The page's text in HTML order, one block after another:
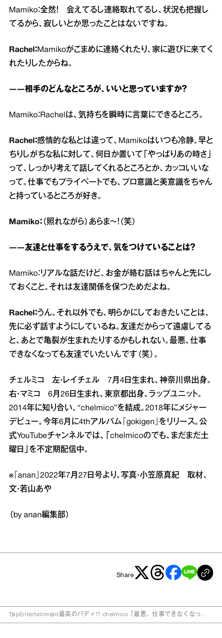
Mamiko：全然！ 会えてるし連絡取れてるし、状況も把握し
てるから、寂しいとか思ったことはないですね。
Rachel： Mamikoがこまめに連絡くれたり、家に遊びに来てく
れたりしたからね。
――相手のどんなところが、いいと思っていますか？
Mamiko：Rachelは、気持ちを瞬時に言葉にできるところ。
Rachel：感情的な私とは違って、Mamikoはいつも冷静。早と
ちりしがちな私に対して、何日か置いて「やっぱりあの時さ」
って、しっかり考えて話してくれるところとか、カッコいいな
って。仕事でもプライベートでも、プロ意識と美意識をちゃん
と持っているところが好き。
Mamiko： （照れながら）あらま～！（笑）
――友達と仕事をするうえで、気をつけていることは？
Mamiko：リアルな話だけど、お金が絡む話はちゃんと先にし
ておくこと。それは友達関係を保つためだよね。
Rachel：うん。それ以外でも、明らかにしておきたいことは、
先に必ず話すようにしているね。友達だからって遠慮してる
と、あとで亀裂が生まれたりするかもしれない。最悪、仕事
できなくなっても友達でいたいんです（笑）。
チェルミコ 左・レイチェル 7月4日生まれ、神奈川県出身。
右・マミコ 6月26日生まれ、東京都出身。ラップユニット。
2014年に知り合い、“chelmico”を結成。2018年にメジャー
デビュー。今年6月に4thアルバム『gokigen』をリリース。公
式YouTubeチャンネルでは、「chelmicoのでも、まだまだ土
曜日」を不定期配信中。
※『anan』2022年7月27日号より。写真・小笠原真紀 取材、
文・若山あや
（by anan編集部）
Share
TopEntertainment最高のバディ!? chelmico「最悪、仕事できなくなって